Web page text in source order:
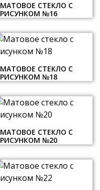
МАТОВОЕ СТЕКЛО С
РИСУНКОМ №16
МАТОВОЕ СТЕКЛО С
РИСУНКОМ №18
МАТОВОЕ СТЕКЛО С
РИСУНКОМ №20